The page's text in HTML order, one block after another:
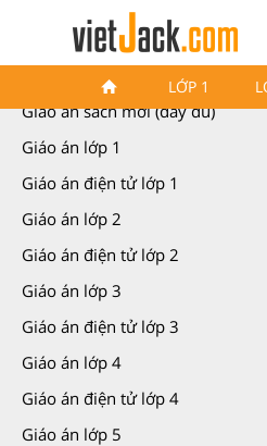
LỚP 1
Giáo án các môn học (các lớp)
Giáo án sách mới (đầy đủ)
Giáo án lớp 1
Giáo án điện tử lớp 1
Giáo án lớp 2
Giáo án điện tử lớp 2
Giáo án lớp 3
Giáo án điện tử lớp 3
Giáo án lớp 4
Giáo án điện tử lớp 4
Giáo án lớp 5